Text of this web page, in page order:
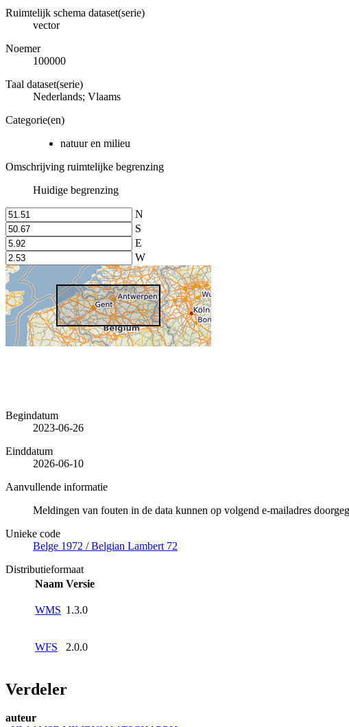
Ruimtelijk schema dataset(serie)
vector
Noemer
100000
Taal dataset(serie)
Nederlands; Vlaams
Categorie(en)
natuur en milieu
Omschrijving ruimtelijke begrenzing
Huidige begrenzing
N
S
E
W
Begindatum
2023-06-26
Einddatum
2026-06-10
Aanvullende informatie
Meldingen van fouten in de data kunnen op volgend e-mailadres
Unieke code
Belge 1972 / Belgian Lambert 72
Distributieformaat
Naam Versie
WMS 1.3.0
WFS 2.0.0
Verdeler
auteur